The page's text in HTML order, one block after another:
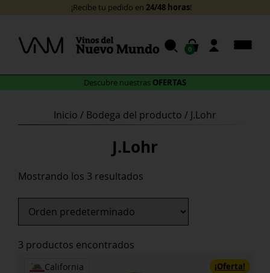
content
Descubre nuestras OFERTAS
¡Recibe tu pedido en 24/48 horas!
0
Inicio / Bodega del producto / J.Lohr
J.Lohr
Mostrando los 3 resultados
3 productos encontrados
California ¡Oferta!